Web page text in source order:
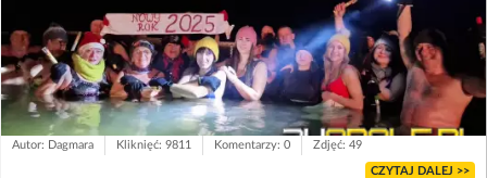
Autor: Dagmara Kliknięć: 9811 Komentarzy: 0 Zdjęć: 49
CZYTAJ DALEJ >>